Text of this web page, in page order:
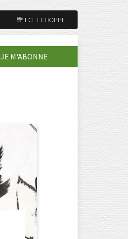
ECF ECHOPPE
JE M'ABONNE